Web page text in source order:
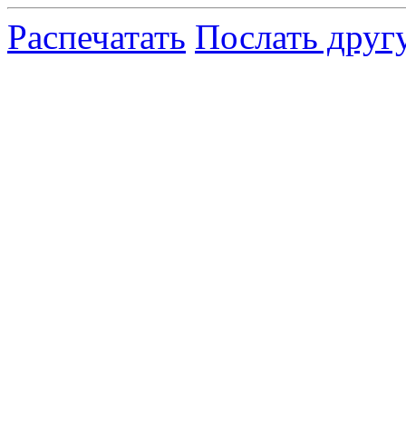
Распечатать Послать